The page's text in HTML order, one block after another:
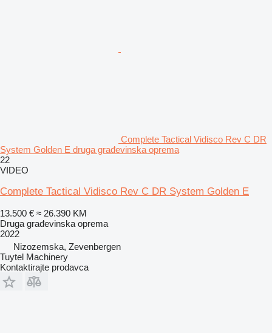
Complete Tactical Vidisco Rev C DR
System Golden E druga građevinska oprema
22
VIDEO
Complete Tactical Vidisco Rev C DR System Golden E
13.500 € ≈ 26.390 KM
Druga građevinska oprema
2022
Nizozemska, Zevenbergen
Tuytel Machinery
Kontaktirajte prodavca